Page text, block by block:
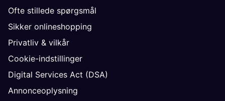
Ofte stillede spørgsmål
Sikker onlineshopping
Privatliv & vilkår
Cookie-indstillinger
Digital Services Act (DSA)
Annonceoplysning